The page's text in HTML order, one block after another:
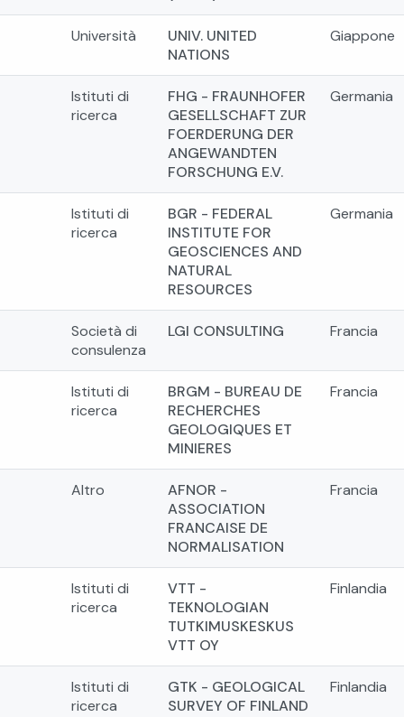
Università
UNIV. UNITED
NATIONS
Giappone
Istituti di
ricerca
FHG - FRAUNHOFER
GESELLSCHAFT ZUR
FOERDERUNG DER
ANGEWANDTEN
FORSCHUNG E.V.
Germania
Istituti di
ricerca
BGR - FEDERAL
INSTITUTE FOR
GEOSCIENCES AND
NATURAL
RESOURCES
Germania
Società di
consulenza
LGI CONSULTING Francia
Istituti di
ricerca
BRGM - BUREAU DE
RECHERCHES
GEOLOGIQUES ET
MINIERES
Francia
Altro
AFNOR -
ASSOCIATION
FRANCAISE DE
NORMALISATION
Francia
Istituti di
ricerca
VTT -
TEKNOLOGIAN
TUTKIMUSKESKUS
VTT OY
Finlandia
Istituti di
ricerca
GTK - GEOLOGICAL
SURVEY OF FINLAND
Finlandia